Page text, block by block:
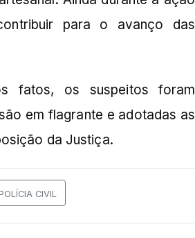
para o avanço das
fatos, os suspeitos foram
em flagrante e adotadas as
da Justiça.
POLÍCIA CIVIL